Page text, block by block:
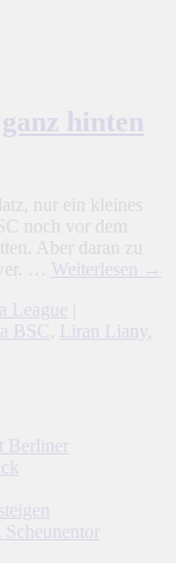
hinten
nur ein kleines
noch vor dem
Aber daran zu
… Weiterlesen
→
League
BSC Liran Liany